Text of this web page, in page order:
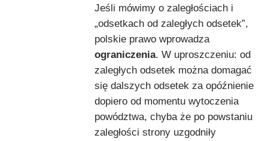
Jeśli mówimy o zaległościach i
„odsetkach od zaległych odsetek”,
polskie prawo wprowadza
ograniczenia. W uproszczeniu: od
zaległych odsetek można domagać
się dalszych odsetek za opóźnienie
dopiero od momentu wytoczenia
powództwa, chyba że po powstaniu
zaległości strony uzgodniły